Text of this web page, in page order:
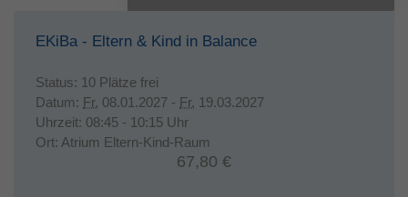
EKiBa - Eltern & Kind in Balance
Status: 10 Plätze frei
Datum: Fr. 08.01.2027 - Fr. 19.03.2027
Uhrzeit: 08:45 - 10:15 Uhr
Ort: Atrium Eltern-Kind-Raum
67,80 €